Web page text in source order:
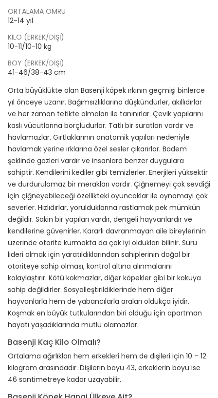
ORTALAMA ÖMRÜ
12-14 yıl
KILO (ERKEK/DIŞI)
10-11/10-10 kg
BOY (ERKEK/DIŞI)
41-46/38-43 cm
Orta büyüklükte olan Basenji köpek ırkının geçmişi binlerce
yıl önceye uzanır. Bağımsızlıklarına düşkündürler, akıllıdırlar
ve her zaman tetikte olmaları ile tanınırlar. Çevik yapılarını
kaslı vücutlarına borçludurlar. Tatlı bir suratları vardır ve
havlamazlar. Gırtlaklarının anatomik yapıları nedeniyle
havlamak yerine ırklarına özel sesler çıkarırlar. Badem
şeklinde gözleri vardır ve insanlara benzer duygulara
sahiptir. Kendilerini kediler gibi temizlerler. Enerjileri yüksektir
ve durdurulamaz bir merakları vardır. Çiğnemeyi çok sevdiği
için çiğneyebileceği özellikteki oyuncaklar ile oynamayı çok
severler. Hızlıdırlar, yorulduklarına rastlamak pek mümkün
değildir. Sakin bir yapıları vardır, dengeli hayvanlardır ve
kendilerine güvenirler. Kararlı davranmayan aile bireylerinin
üzerinde otorite kurmakta da çok iyi oldukları bilinir. Sürü
lideri olmak için yaratıldıklarından sahiplerinin doğal bir
otoriteye sahip olması, kontrol altına alınmalarını
kolaylaştırır. Kötü kokmazlar, diğer köpekler gibi bir kokuya
sahip değildirler. Sosyalleştirildiklerinde hem diğer
hayvanlarla hem de yabancılarla araları oldukça iyidir.
Koşmak en büyük tutkularından biri olduğu için apartman
hayatı yaşadıklarında mutlu olamazlar.
Basenji Kaç Kilo Olmalı?
Ortalama ağırlıkları hem erkekleri hem de dişileri için 10 – 12
kilogram arasındadır. Dişilerin boyu 43, erkeklerin boyu ise
46 santimetreye kadar uzayabilir.